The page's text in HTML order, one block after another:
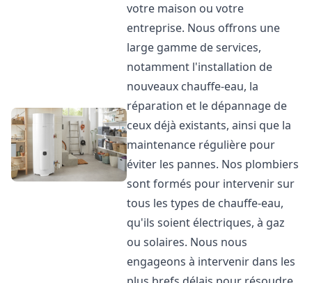
votre maison ou votre
entreprise. Nous offrons une
large gamme de services,
notamment l'installation de
nouveaux chauffe-eau, la
réparation et le dépannage de
ceux déjà existants, ainsi que la
maintenance régulière pour
éviter les pannes. Nos plombiers
sont formés pour intervenir sur
tous les types de chauffe-eau,
qu'ils soient électriques, à gaz
ou solaires. Nous nous
engageons à intervenir dans les